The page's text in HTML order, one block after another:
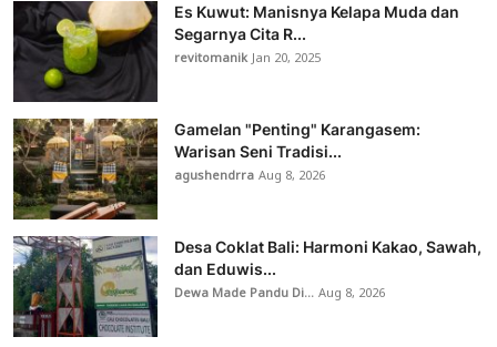
Es Kuwut: Manisnya Kelapa Muda dan
Segarnya Cita R...
revitomanikJan 20, 2025
Gamelan "Penting" Karangasem:
Warisan Seni Tradisi...
agushendrraAug 8, 2026
Desa Coklat Bali: Harmoni Kakao, Sawah,
dan Eduwis...
Dewa Made Pandu Di...Aug 8, 2026